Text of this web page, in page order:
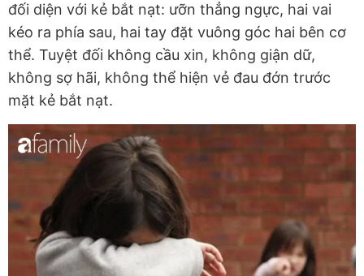
đối diện với kẻ bắt nạt: ưỡn thẳng ngực, hai vai
kéo ra phía sau, hai tay đặt vuông góc hai bên cơ
thể. Tuyệt đối không cầu xin, không giận dữ,
không sợ hãi, không thể hiện vẻ đau đớn trước
mặt kẻ bắt nạt.